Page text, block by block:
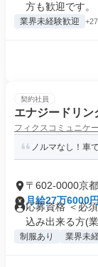
方も歓迎です。
業界未経験歓迎
契約社員
エナジードリン
フィクスコミュニケ
ノルマなし！車
〒602-0000京
月給27万6000
応募資格 ＜必
込み出来る方(
制服あり 業界未